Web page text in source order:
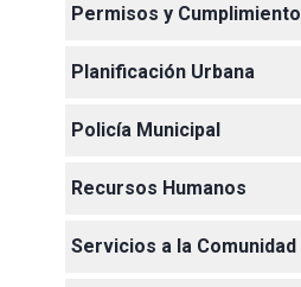
Permisos y Cumplimiento
Planificación Urbana
Policía Municipal
Recursos Humanos
Servicios a la Comunidad